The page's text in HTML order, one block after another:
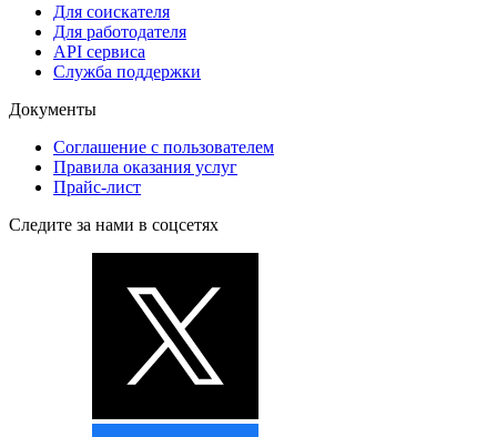
Для соискателя
Для работодателя
API сервиса
Служба поддержки
Документы
Соглашение с пользователем
Правила оказания услуг
Прайс-лист
Следите за нами в соцсетях